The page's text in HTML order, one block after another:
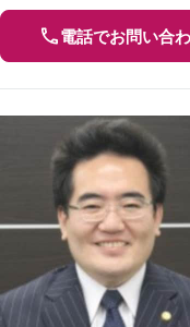
電話でお問い合